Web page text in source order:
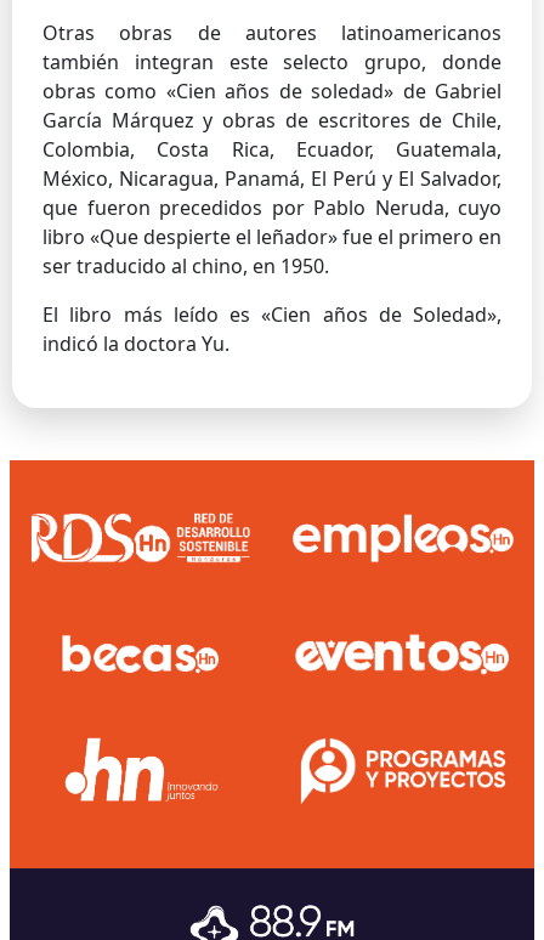
Otras obras de autores latinoamericanos
también integran este selecto grupo, donde
obras como «Cien años de soledad» de Gabriel
García Márquez y obras de escritores de Chile,
Colombia, Costa Rica, Ecuador, Guatemala,
México, Nicaragua, Panamá, El Perú y El Salvador,
que fueron precedidos por Pablo Neruda, cuyo
libro «Que despierte el leñador» fue el primero en
ser traducido al chino, en 1950.
El libro más leído es «Cien años de Soledad»,
indicó la doctora Yu.